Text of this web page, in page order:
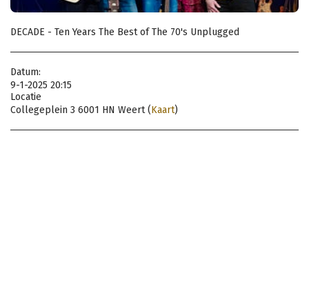
DECADE - Ten Years The Best of The 70's Unplugged
Datum:
9-1-2025 20:15
Locatie
Collegeplein 3 6001 HN Weert (Kaart)